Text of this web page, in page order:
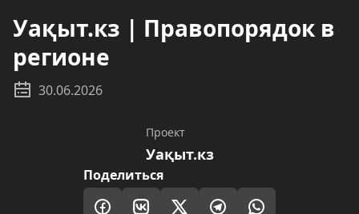
Уақыт.кз | Правопорядок в
регионе
30.06.2026
Проект
Уақыт.кз
Поделиться